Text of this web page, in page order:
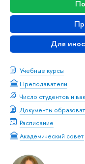
Для
Учебные курсы
Преподаватели
Число студентов и
Документы
Расписание
Академический совет